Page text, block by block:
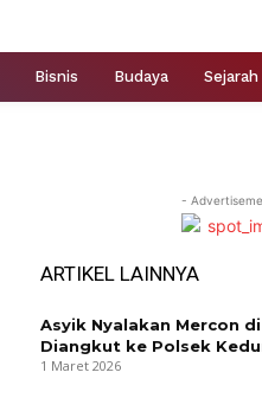
Bisnis Budaya Sejarah
-
ARTIKEL LAINNYA
Asyik Nyalakan Mercon
Diangkut ke Polsek
1 Maret 2026